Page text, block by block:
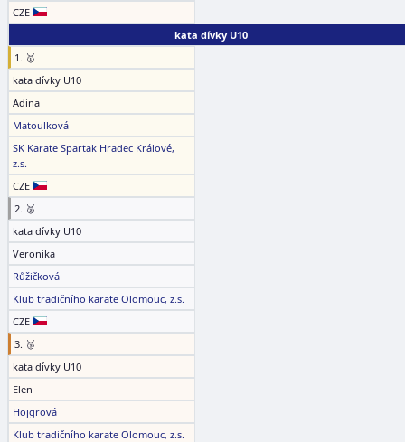
CZE
kata dívky U10
1. 🥇
kata dívky U10
Adina
Matoulková
SK Karate Spartak Hradec Králové,
z.s.
CZE
2. 🥈
kata dívky U10
Veronika
Růžičková
Klub tradičního karate Olomouc, z.s.
CZE
3. 🥉
kata dívky U10
Elen
Hojgrová
Klub tradičního karate Olomouc, z.s.